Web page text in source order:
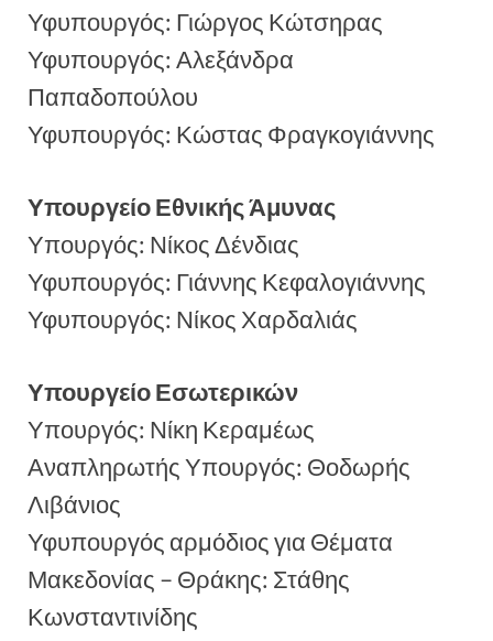
Υφυπουργός: Γιώργος Κώτσηρας
Υφυπουργός: Αλεξάνδρα
Παπαδοπούλου
Υφυπουργός: Κώστας Φραγκογιάννης
Υπουργείο Εθνικής Άμυνας
Υπουργός: Νίκος Δένδιας
Υφυπουργός: Γιάννης Κεφαλογιάννης
Υφυπουργός: Νίκος Χαρδαλιάς
Υπουργείο Εσωτερικών
Υπουργός: Νίκη Κεραμέως
Αναπληρωτής Υπουργός: Θοδωρής
Λιβάνιος
Υφυπουργός αρμόδιος για Θέματα
Μακεδονίας – Θράκης: Στάθης
Κωνσταντινίδης